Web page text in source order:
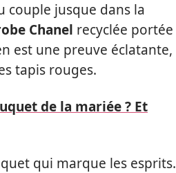
couple jusque dans la
Chanel recyclée portée
est une preuve éclatante,
tapis rouges.
de la mariée ? Et
qui marque les esprits.